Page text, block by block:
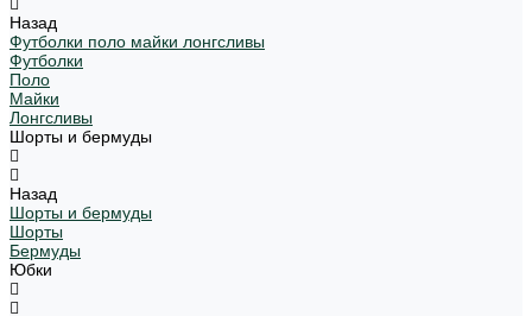
Назад
Футболки поло майки лонгсливы
Футболки
Поло
Майки
Лонгсливы
Шорты и бермуды
Назад
Шорты и бермуды
Шорты
Бермуды
Юбки